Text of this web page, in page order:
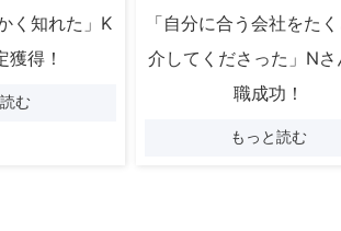
く知れた」K
獲得！
む
「自分に合う会社をた
介してくださった」N
職成功！
もっと読む